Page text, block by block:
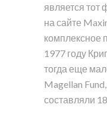
является тот
на сайте
комплексное
1977 году
тогда еще
Magellan
составляли